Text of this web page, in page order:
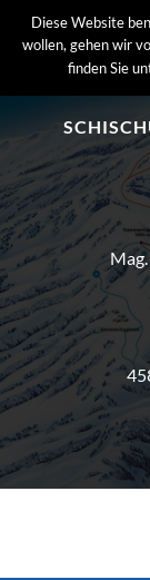
Diese Website
wollen, gehen wir
finden Sie